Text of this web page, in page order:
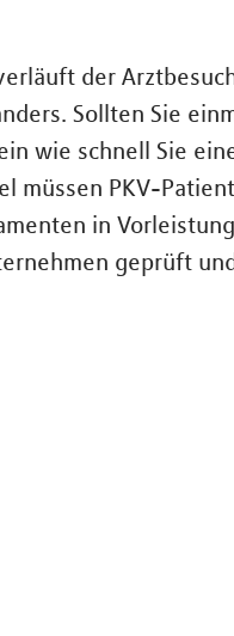
der
Sollten Sie
wie schnell Sie
müssen PKV-
in
geprüft